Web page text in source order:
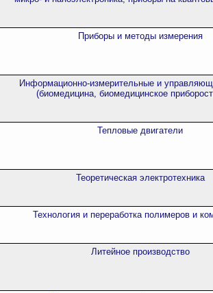
Приборы и методы измерения
Информационно-измерительные и
(биомедицина, биомедицинское
Тепловые двигатели
Теоретическая электротехника
Технология и переработка полимеров и
Литейное производство